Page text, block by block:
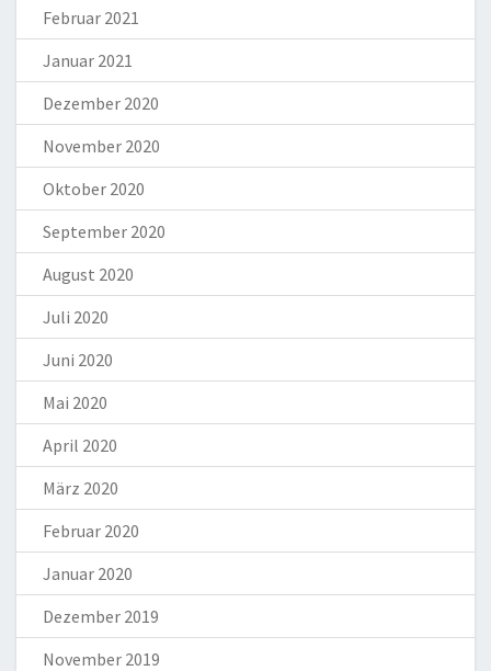
Februar 2021
Januar 2021
Dezember 2020
November 2020
Oktober 2020
September 2020
August 2020
Juli 2020
Juni 2020
Mai 2020
April 2020
März 2020
Februar 2020
Januar 2020
Dezember 2019
November 2019